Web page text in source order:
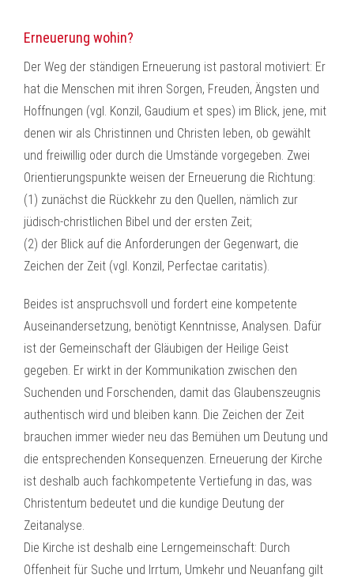
Erneuerung wohin?
Der Weg der ständigen Erneuerung ist pastoral motiviert: Er
hat die Menschen mit ihren Sorgen, Freuden, Ängsten und
Hoffnungen (vgl. Konzil, Gaudium et spes) im Blick, jene, mit
denen wir als Christinnen und Christen leben, ob gewählt
und freiwillig oder durch die Umstände vorgegeben. Zwei
Orientierungspunkte weisen der Erneuerung die Richtung:
(1) zunächst die Rückkehr zu den Quellen, nämlich zur
jüdisch-christlichen Bibel und der ersten Zeit;
(2) der Blick auf die Anforderungen der Gegenwart, die
Zeichen der Zeit (vgl. Konzil, Perfectae caritatis).
Beides ist anspruchsvoll und fordert eine kompetente
Auseinandersetzung, benötigt Kenntnisse, Analysen. Dafür
ist der Gemeinschaft der Gläubigen der Heilige Geist
gegeben. Er wirkt in der Kommunikation zwischen den
Suchenden und Forschenden, damit das Glaubenszeugnis
authentisch wird und bleiben kann. Die Zeichen der Zeit
brauchen immer wieder neu das Bemühen um Deutung und
die entsprechenden Konsequenzen. Erneuerung der Kirche
ist deshalb auch fachkompetente Vertiefung in das, was
Christentum bedeutet und die kundige Deutung der
Zeitanalyse.
Die Kirche ist deshalb eine Lerngemeinschaft: Durch
Offenheit für Suche und Irrtum, Umkehr und Neuanfang gilt